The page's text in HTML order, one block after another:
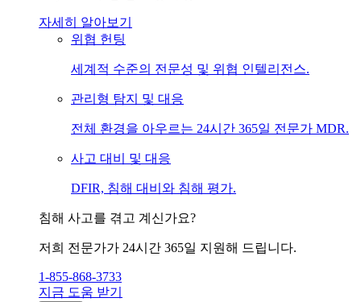
자세히 알아보기
위협 헌팅
세계적 수준의 전문성 및 위협 인텔리전스.
관리형 탐지 및 대응
전체 환경을 아우르는 24시간 365일 전문가 MDR.
사고 대비 및 대응
DFIR, 침해 대비와 침해 평가.
침해 사고를 겪고 계신가요?
저희 전문가가 24시간 365일 지원해 드립니다.
1-855-868-3733
지금 도움 받기